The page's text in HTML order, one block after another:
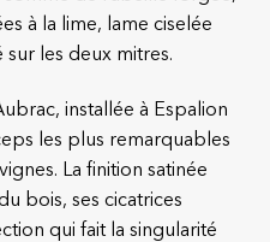
à la lime, lame ciselée
les deux mitres.
installée à Espalion
les plus remarquables
La finition satinée
bois, ses cicatrices
qui fait la singularité